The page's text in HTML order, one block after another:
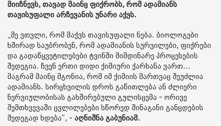
მიიჩნევს, თავად მაინც ფიქრობს, რომ ადამიანს
თავისუფალი არჩევანის უნარი აქვს.
„მე ვთვლი, რომ მაქვს თავისუფალი ნება. ბიოლოგები
ხშირად საუბრობენ, რომ ადამიანის სურვილები, ფიქრები
და გადაწყვეტილებები ტვინში მიმდინარე პროცესების
შედეგია. ჩვენ ერთი დიდი ქიმიური ქარხანა ვართ...
მაგრამ მაინც მგონია, რომ იმ ქიმიის მართვაც შეუძლია
ადამიანს. სირცხვილის დროს გაწითლება ან ძლიერი
ნერვიულობისას გახშირებული გულისცემა - ორივე
შემთხვევაში ცვლილებები სწორედ შინაგანი განცდების
შედეგად ხდება“, - აღნიშნა გაბუნიამ.